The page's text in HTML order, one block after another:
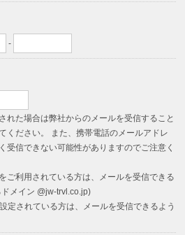
-
れた場合は弊社からのメールを受信すること
ください。 また、携帯電話のメールアドレ
受信できない可能性がありますのでご注意く
ご利用されている方は、メールを受信できる
メイン @jw-trvl.co.jp)
定されている方は、メールを受信できるよう